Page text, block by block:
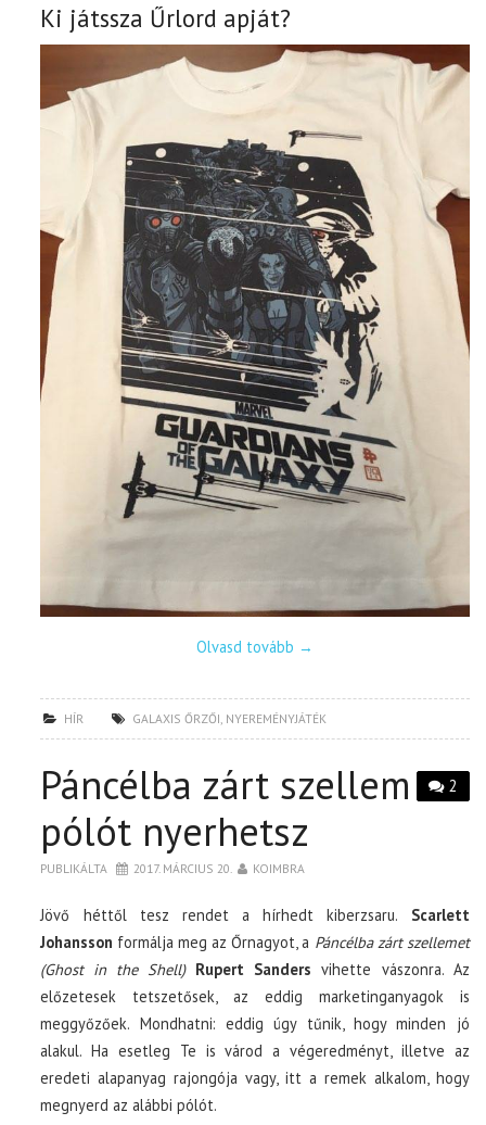
Ki játssza Űrlord apját?
Olvasd tovább →
HÍR GALAXIS ŐRZŐI NYEREMÉNYJÁTÉK
2
Páncélba zárt szellem
pólót nyerhetsz
PUBLIKÁLTA 2017. MÁRCIUS 20. KOIMBRA
Jövő héttől tesz rendet a hírhedt kiberzsaru. Scarlett
Johansson formálja meg az Őrnagyot, a Páncélba zárt szellemet
(Ghost in the Shell)Rupert Sanders vihette vászonra. Az
előzetesek tetszetősek, az eddig marketinganyagok is
meggyőzőek. Mondhatni: eddig úgy tűnik, hogy minden jó
alakul. Ha esetleg Te is várod a végeredményt, illetve az
eredeti alapanyag rajongója vagy, itt a remek alkalom, hogy
megnyerd az alábbi pólót.